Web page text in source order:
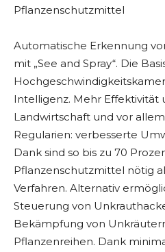
Pflanzenschutzmittel
Automatische Erkennung
mit „See and Spray“. Die
Intelligenz. Mehr Effektivität
Landwirtschaft und vor
Regularien: verbesserte
Dank sind so bis zu 70
Pflanzenschutzmittel nötig
Verfahren. Alternativ
Steuerung von
Bekämpfung von
Pflanzenreihen. Dank